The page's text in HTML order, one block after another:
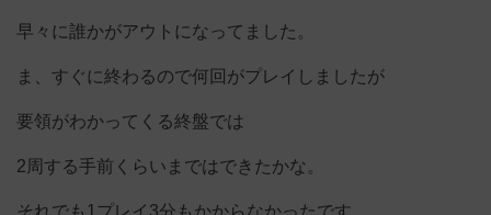
早々に誰かがアウトになってました。
ま、すぐに終わるので何回がプレイしましたが
要領がわかってくる終盤では
2周する手前くらいまではできたかな。
それでも1プレイ3分もかからなかったです。